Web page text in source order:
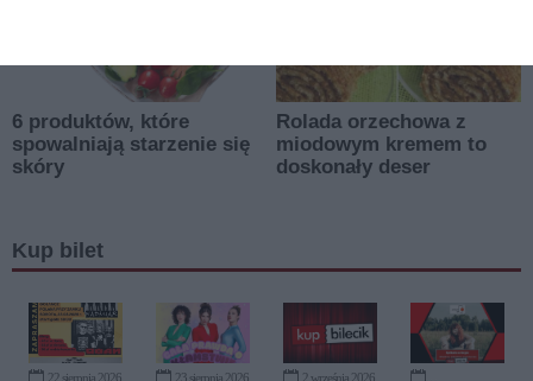
Kup bilet
22 sierpnia 2026 23 sierpnia 2026 2 września 2026